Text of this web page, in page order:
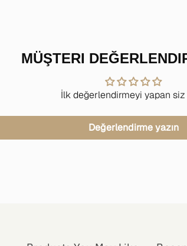
MÜŞTERI
İlk değerlendirmeyi yapan siz
Değerlendirme yazın